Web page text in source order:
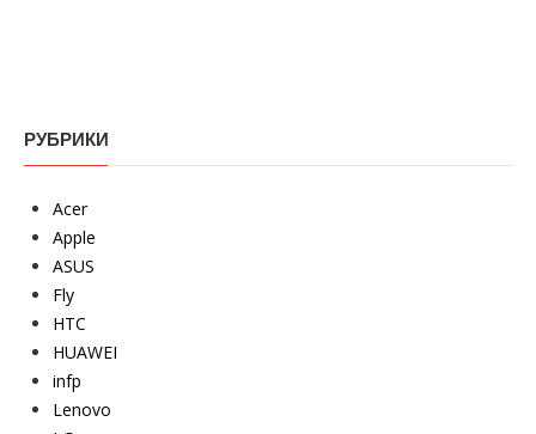
РУБРИКИ
Acer
Apple
ASUS
Fly
HTC
HUAWEI
infp
Lenovo